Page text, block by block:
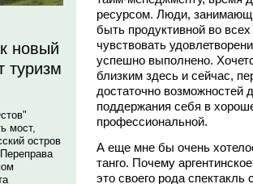
новый
туризм
мост,
остров
ресурсом. Люди,
быть продуктивной во
чувствовать
успешно выполнено.
близким здесь и сейчас,
достаточно
поддержания себя в
профессиональной.
А еще мне бы очень
танго. Почему
это своего рода спектакль